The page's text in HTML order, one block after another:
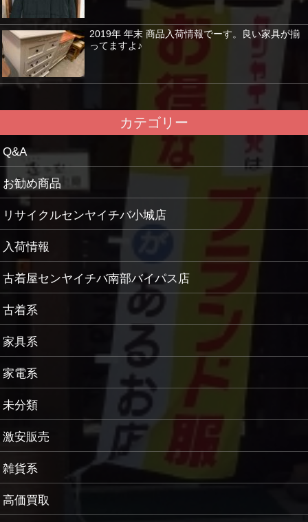
2019年 年末 商品入荷情報でーす。良い家具が揃
ってますよ♪
カテゴリー
Q&A
お勧め商品
リサイクルセンヤイチバ小城店
入荷情報
古着屋センヤイチバ南部バイパス店
古着系
家具系
家電系
未分類
激安販売
雑貨系
高価買取